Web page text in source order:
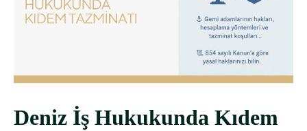
Deniz İş Hukukunda Kıdem